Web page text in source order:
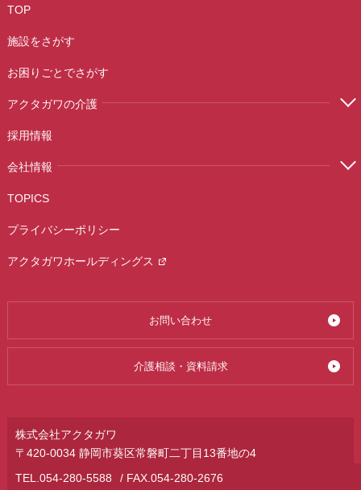
TOP
施設をさがす
お困りごとでさがす
アクタガワの介護
採用情報
会社情報
お問い合わせ
TOPICS
介護相談・資料請求
プライバシーポリシー
アクタガワホールディングス
株式会社アクタガワ
〒420-0034 静岡市葵区常磐町二丁目13番地の4
TEL. 054-280-5588 / FAX.054-280-2676